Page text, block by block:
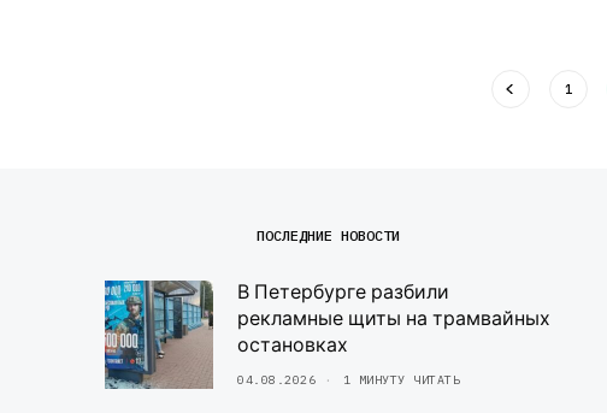
1
ПОСЛЕДНИЕ НОВОСТИ
В Петербурге разбили
рекламные щиты на трамвайных
остановках
04.08.2026 1 МИНУТУ ЧИТАТЬ